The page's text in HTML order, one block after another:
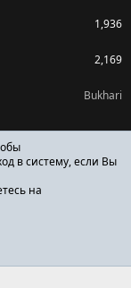
1,936
2,169
Bukhari
в систему, если Вы
на